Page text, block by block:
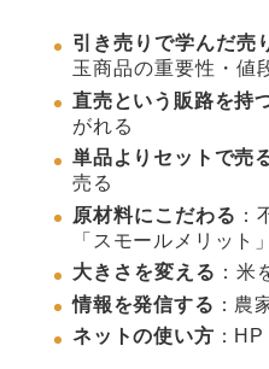
引き売りで学んだ売
玉商品の重要性・値
直売という販路を持
がれる
単品よりセットで売
売る
原材料にこだわる ：
「スモールメリット」
大きさを変える ：米
情報を発信する ：農
ネットの使い方 ：